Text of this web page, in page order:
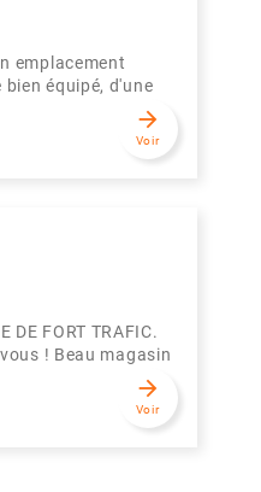
emplacement
équipé, d'une
arrow_forward
Voir
DE FORT TRAFIC.
! Beau magasin
arrow_forward
Voir